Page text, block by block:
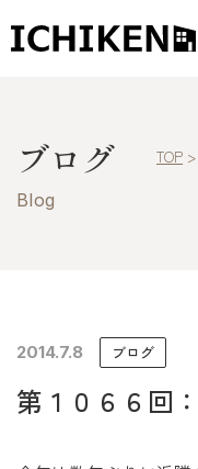
ブログ
イチケンの家づくり
モデルハウス
ブログ
Blog
TOP >
2014.7.8 ブログ
第１０６６回